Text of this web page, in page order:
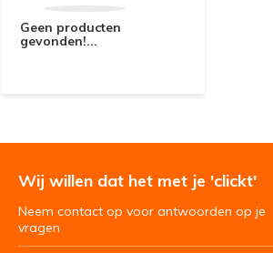
Geen producten
gevonden!...
Wij willen dat het met je 'clickt'
Neem contact op voor antwoorden op je
vragen